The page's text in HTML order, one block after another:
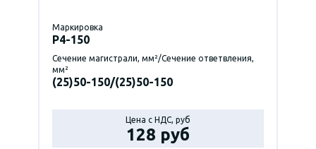
Маркировка
P4-150
Сечение магистрали, мм²/Сечение ответвления,
мм²
(25)50-150/(25)50-150
Цена с НДС, руб
128 руб